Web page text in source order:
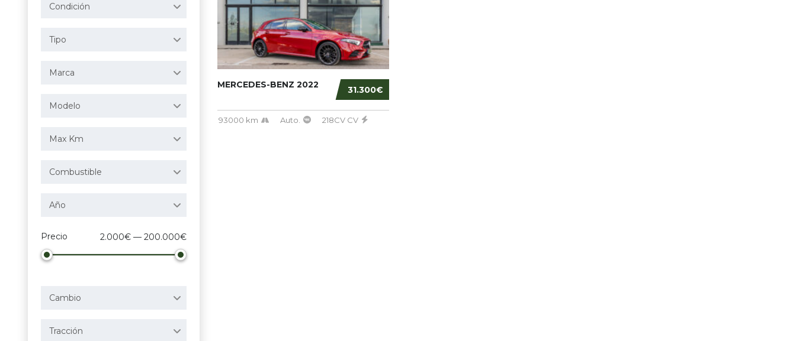
Condición
Tipo
Marca
Modelo
Max Km
Combustible
Año
Precio 2.000€ — 200.000€
Cambio
Tracción
31.300€
MERCEDES-BENZ 2022
93000 km Auto. 218CV CV